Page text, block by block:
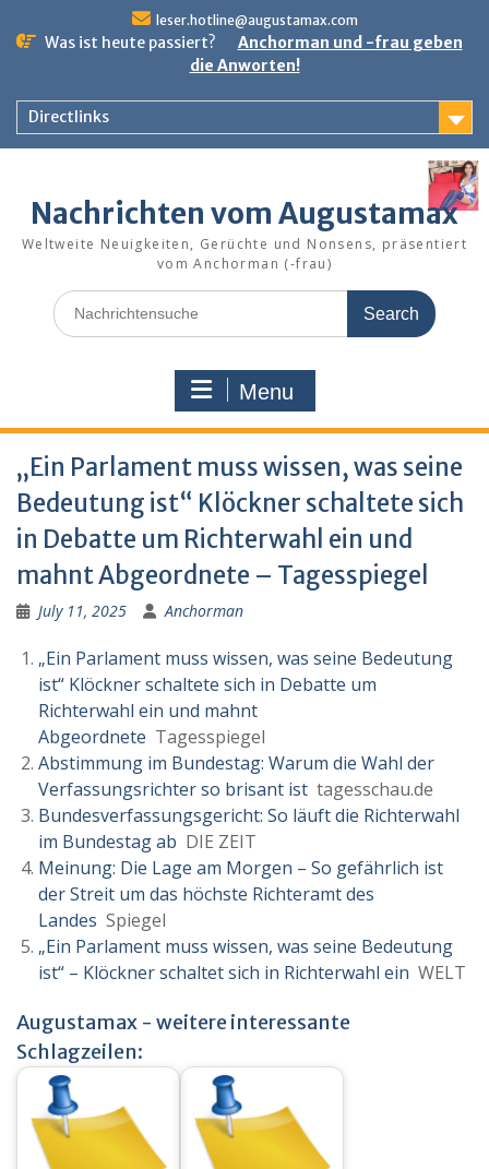
leser.hotline@augustamax.com
Was ist heute passiert?
Anchorman und -frau geben
die Anworten!
Directlinks
Nachrichten vom Augustamax
Weltweite Neuigkeiten, Gerüchte und Nonsens, präsentiert
vom Anchorman (-frau)
Search
for:
Menu
„Ein Parlament muss wissen, was seine
Bedeutung ist“ Klöckner schaltete sich
in Debatte um Richterwahl ein und
mahnt Abgeordnete – Tagesspiegel
July 11, 2025 Anchorman
„Ein Parlament muss wissen, was seine Bedeutung
ist“ Klöckner schaltete sich in Debatte um
Richterwahl ein und mahnt
Abgeordnete Tagesspiegel
Abstimmung im Bundestag: Warum die Wahl der
Verfassungsrichter so brisant ist tagesschau.de
Bundesverfassungsgericht: So läuft die Richterwahl
im Bundestag ab DIE ZEIT
Meinung: Die Lage am Morgen – So gefährlich ist
der Streit um das höchste Richteramt des
Landes Spiegel
„Ein Parlament muss wissen, was seine Bedeutung
ist“ – Klöckner schaltet sich in Richterwahl ein WELT
Augustamax - weitere interessante
Schlagzeilen: